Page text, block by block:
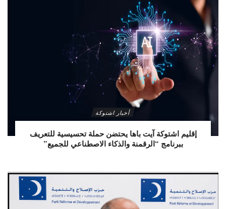
أخبار اشتوكة
إقليم اشتوكة آيت باها يحتضن حملة تحسيسية للتعريف
ببرنامج “الرقمنة والذكاء الاصطناعي للجميع”